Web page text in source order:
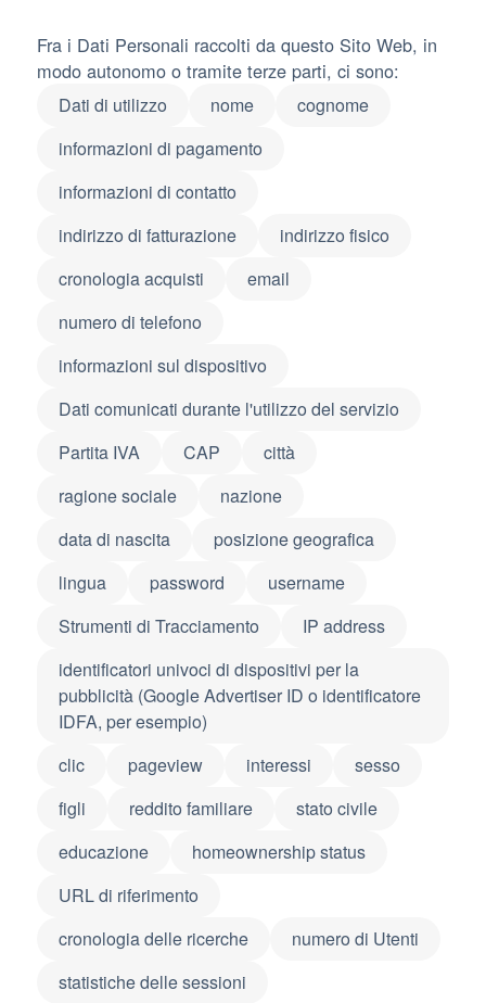
Fra i Dati Personali raccolti da questo Sito Web, in
modo autonomo o tramite terze parti, ci sono:
Dati di utilizzo nome
cognome
informazioni di pagamento
informazioni di contatto
indirizzo di fatturazione
indirizzo fisico
cronologia acquisti
email
numero di telefono
informazioni sul dispositivo
Dati comunicati durante l'utilizzo del servizio
Partita IVA
CAP
città
ragione sociale
nazione
data di nascita
posizione geografica
lingua
password
username
Strumenti di Tracciamento
IP address
identificatori univoci di dispositivi per la
pubblicità (Google Advertiser ID o identificatore
IDFA, per esempio)
clic
pageview interessi
sesso
figli
reddito familiare
stato civile
educazione
homeownership status
URL di riferimento
cronologia delle ricerche
numero di Utenti
statistiche delle sessioni